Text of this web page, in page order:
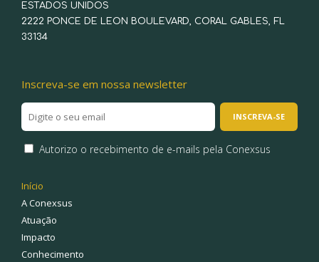
ESTADOS UNIDOS
2222 PONCE DE LEON BOULEVARD, CORAL GABLES, FL
33134
Inscreva-se em nossa newsletter
Autorizo o recebimento de e-mails pela Conexsus
Início
A Conexsus
Atuação
Impacto
Conhecimento